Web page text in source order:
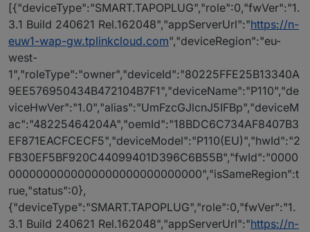
[{"deviceType":"SMART.TAPOPLUG","role":0,"fwVer":"1.
3.1 Build 240621 Rel.162048","appServerUrl":"https://n-
euw1-wap-gw.tplinkcloud.com","deviceRegion":"eu-
west-
1","roleType":"owner","deviceId":"80225FFE25B13340A
9EE576950434B472104B7F1","deviceName":"P110","de
viceHwVer":"1.0","alias":"UmFzcGJlcnJ5IFBp","deviceM
ac":"48225464204A","oemId":"18BDC6C734AF8407B3
EF871EACFCECF5","deviceModel":"P110(EU)","hwId":"2
FB30EF5BF920C44099401D396C6B55B","fwId":"0000
0000000000000000000000000000","isSameRegion":t
rue,"status":0},
{"deviceType":"SMART.TAPOPLUG","role":0,"fwVer":"1.
3.1 Build 240621 Rel.162048","appServerUrl":"https://n-